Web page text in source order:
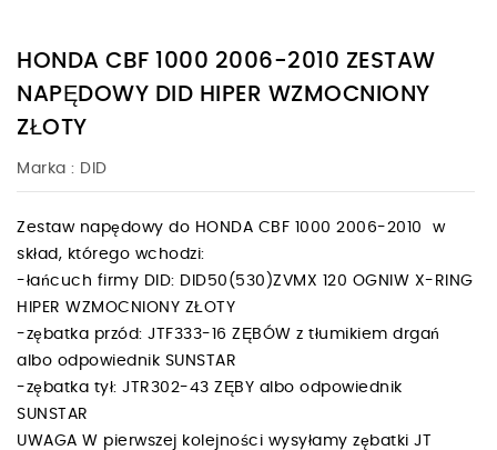
HONDA CBF 1000 2006-2010 ZESTAW
NAPĘDOWY DID HIPER WZMOCNIONY
ZŁOTY
Marka : DID
Zestaw napędowy do HONDA CBF 1000 2006-2010 w
skład, którego wchodzi:
-łańcuch firmy DID: DID50(530)ZVMX 120 OGNIW X-RING
HIPER WZMOCNIONY ZŁOTY
-zębatka przód: JTF333-16 ZĘBÓW z tłumikiem drgań
albo odpowiednik SUNSTAR
-zębatka tył: JTR302-43 ZĘBY albo odpowiednik
SUNSTAR
UWAGA W pierwszej kolejności wysyłamy zębatki JT